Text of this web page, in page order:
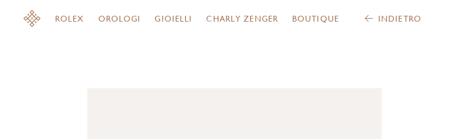
ROLEX OROLOGI GIOIELLI CHARLY ZENGER BOUTIQUE INDIETRO